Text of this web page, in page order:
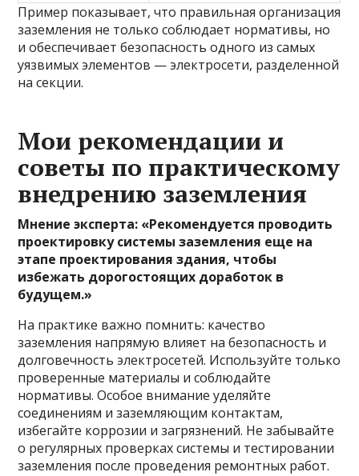
Пример показывает, что правильная организация
заземления не только соблюдает нормативы, но
и обеспечивает безопасность одного из самых
уязвимых элементов — электросети, разделенной
на секции.
Мои рекомендации и
советы по практическому
внедрению заземления
Мнение эксперта: «Рекомендуется проводить
проектировку системы заземления еще на
этапе проектирования здания, чтобы
избежать дорогостоящих доработок в
будущем.»
На практике важно помнить: качество
заземления напрямую влияет на безопасность и
долговечность электросетей. Используйте только
проверенные материалы и соблюдайте
нормативы. Особое внимание уделяйте
соединениям и заземляющим контактам,
избегайте коррозии и загрязнений. Не забывайте
о регулярных проверках системы и тестировании
заземления после проведения ремонтных работ.